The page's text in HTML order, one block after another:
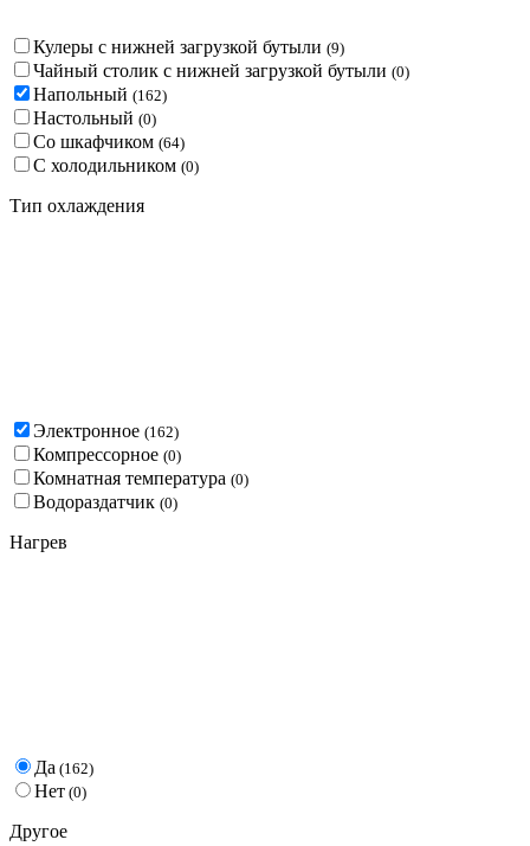
Кулеры с нижней загрузкой бутыли (9)
Чайный столик с нижней загрузкой бутыли (0)
Напольный (162)
Настольный (0)
Со шкафчиком (64)
С холодильником (0)
Тип охлаждения
Электронное (162)
Компрессорное (0)
Комнатная температура (0)
Водораздатчик (0)
Нагрев
Да (162)
Нет (0)
Другое